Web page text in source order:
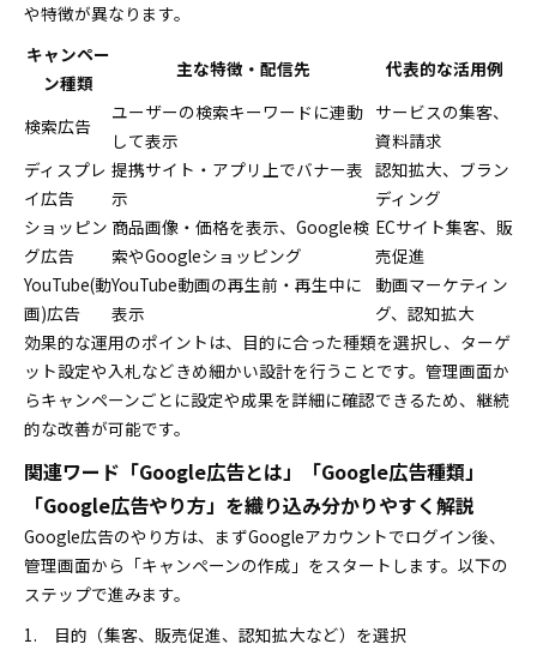
や特徴が異なります。
キャンペー
ン種類
主な特徴・配信先 代表的な活用例
検索広告
ユーザーの検索キーワードに連動
して表示
サービスの集客、
資料請求
ディスプレ
イ広告
提携サイト・アプリ上でバナー表
示
認知拡大、ブラン
ディング
ショッピン
グ広告
商品画像・価格を表示、Google検
索やGoogleショッピング
ECサイト集客、販
売促進
YouTube(動
画)広告
YouTube動画の再生前・再生中に
表示
動画マーケティン
グ、認知拡大
効果的な運用のポイントは、目的に合った種類を選択し、ターゲ
ット設定や入札などきめ細かい設計を行うことです。管理画面か
らキャンペーンごとに設定や成果を詳細に確認できるため、継続
的な改善が可能です。
関連ワード「Google広告とは」「Google広告種類」
「Google広告やり方」を織り込み分かりやすく解説
Google広告のやり方は、まずGoogleアカウントでログイン後、
管理画面から「キャンペーンの作成」をスタートします。以下の
ステップで進みます。
目的（集客、販売促進、認知拡大など）を選択